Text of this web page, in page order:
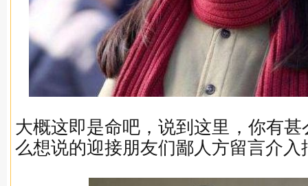
大概这即是命吧，说到这里，你有
么想说的迎接朋友们鄙人方留言介入